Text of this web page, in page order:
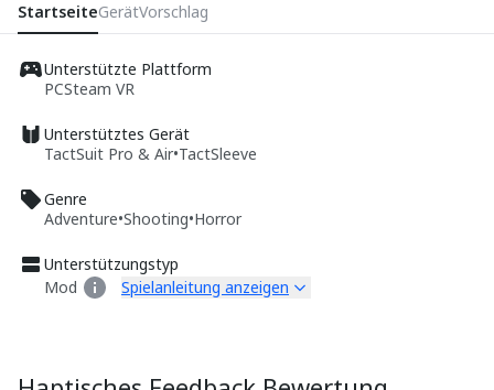
StartseiteGerätVorschlag
Unterstützte Plattform
PCSteam VR
Unterstütztes Gerät
TactSuit Pro & Air•TactSleeve
Genre
Adventure•Shooting•Horror
Unterstützungstyp
Mod
Spielanleitung anzeigen